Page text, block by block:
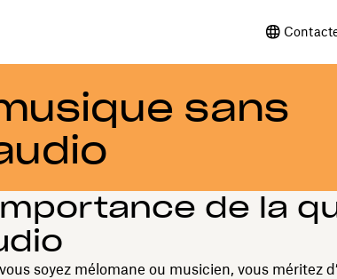
sans
de la
soyez mélomane ou musicien, vous méritez